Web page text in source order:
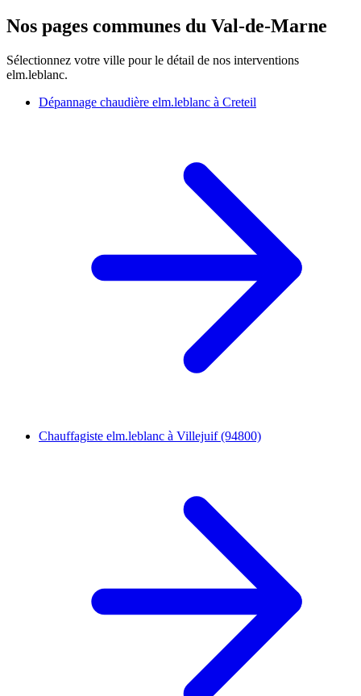
Nos pages communes du Val-de-Marne
Sélectionnez votre ville pour le détail de nos interventions
elm.leblanc.
Dépannage chaudière elm.leblanc à Creteil
Chauffagiste elm.leblanc à Villejuif (94800)